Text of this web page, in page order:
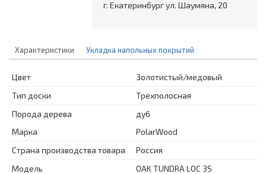
г. Екатеринбург ул. Шаумяна, 20
Характеристики Укладка напольных покрытий
Цвет
Золотистый/медовый
Тип доски
Трехполосная
Порода дерева
дуб
Марка
PolarWood
Страна производства товара
Россия
Модель
OAK TUNDRA LOC 3S